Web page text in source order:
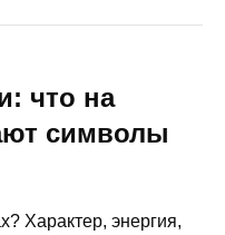
что на
символы
Характер, энергия,